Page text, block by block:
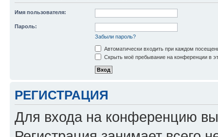
Имя пользователя:
Пароль:
Забыли пароль?
Автоматически входить при каждом
Скрыть моё пребывание на конференции в
РЕГИСТРАЦИЯ
Для входа на конференцию